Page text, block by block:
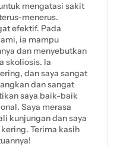
mengatasi sakit
menerus.
efektif. Pada
ia mampu
dan menyebutkan
skoliosis. Ia
dan saya sangat
dan sangat
saya baik-baik
Saya merasa
kunjungan dan saya
Terima kasih